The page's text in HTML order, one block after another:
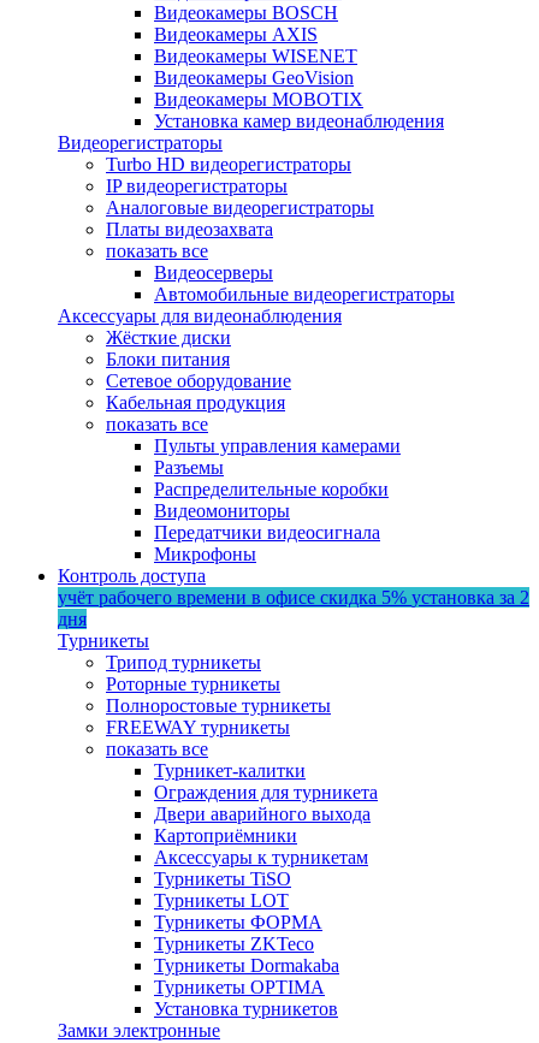
Видеокамеры BOSCH
Видеокамеры AXIS
Видеокамеры WISENET
Видеокамеры GeoVision
Видеокамеры MOBOTIX
Установка камер видеонаблюдения
Видеорегистраторы
Turbo HD видеорегистраторы
IP видеорегистраторы
Аналоговые видеорегистраторы
Платы видеозахвата
показать все
Видеосерверы
Автомобильные видеорегистраторы
Аксессуары для видеонаблюдения
Жёсткие диски
Блоки питания
Сетевое оборудование
Кабельная продукция
показать все
Пульты управления камерами
Разъемы
Распределительные коробки
Видеомониторы
Передатчики видеосигнала
Микрофоны
Контроль доступа
учёт рабочего времени в офисе скидка 5% установка за 2
дня
Турникеты
Трипод турникеты
Роторные турникеты
Полноростовые турникеты
FREEWAY турникеты
показать все
Турникет-калитки
Ограждения для турникета
Двери аварийного выхода
Картоприёмники
Аксессуары к турникетам
Турникеты TiSO
Турникеты LOT
Турникеты ФОРМА
Турникеты ZKTeco
Турникеты Dormakaba
Турникеты OPTIMA
Установка турникетов
Замки электронные